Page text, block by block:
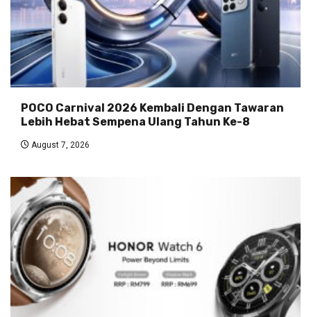
POCO Carnival 2026 Kembali Dengan Tawaran
Lebih Hebat Sempena Ulang Tahun Ke-8
August 7, 2026